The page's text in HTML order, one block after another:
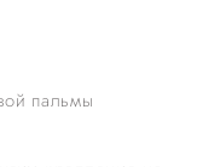
пальмы